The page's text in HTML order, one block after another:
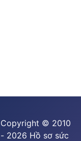
Copyright © 2010
- 2026 Hồ sơ sức